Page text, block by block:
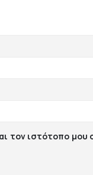
τον ιστότοπο